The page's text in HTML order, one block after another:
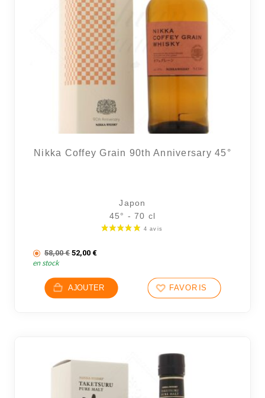
Nikka Coffey Grain 90th Anniversary 45°
Japon
45° - 70 cl
58,00€Le prix initial était : 58,00 €.
52,00 €Le prix actuel est : 52,00 €.
en stock
AJOUTER FAVORIS